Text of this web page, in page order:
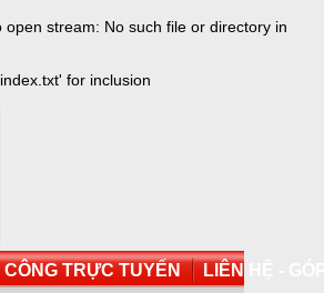
stream: No such file or directory in
for inclusion
CÔNG TRỰC TUYẾN LIÊN HỆ -